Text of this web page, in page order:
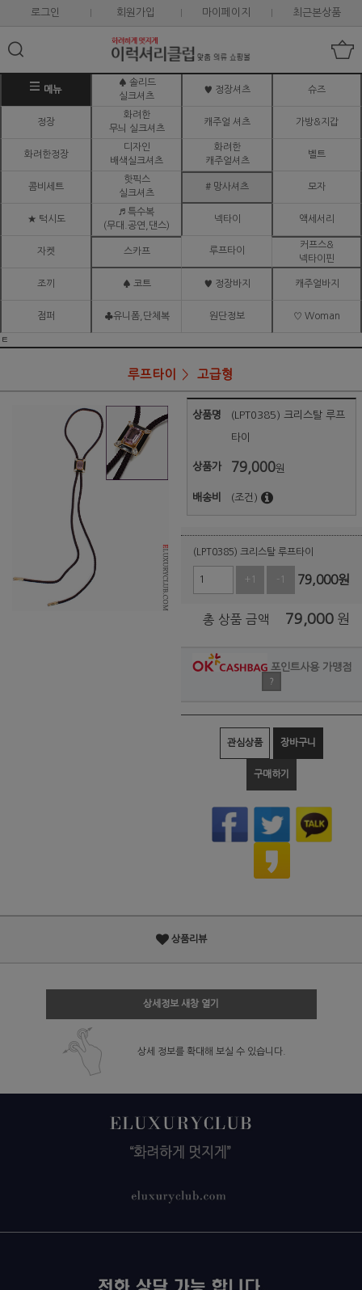
로그인 회원가입 마이페이지 최근본상품
메뉴
♠ 솔리드
실크셔츠
♥ 정장셔츠 슈즈
정장
화려한
무늬 실크셔츠
캐주얼 셔츠 가방&지갑
화려한정장
디자인
배색실크셔츠
화려한
캐주얼셔츠
벨트
콤비세트
핫픽스
실크셔츠
# 망사셔츠 모자
★ 턱시도
♬ 특수복
(무대.공연,댄스)
넥타이 액세서리
자켓 스카프 루프타이
커프스&
넥타이핀
조끼 ♠ 코트 ♥ 정장바지 캐주얼바지
점퍼 ♣유니폼,단체복 원단정보 ♡ Woman
ㅌ
루프타이 고급형
상품명 (LPT0385) 크리스탈 루프
타이
상품가 79,000원
배송비 (조건)
(LPT0385) 크리스탈 루프타이
+1 -1 79,000원
총 상품 금액 79,000 원
포인트사용 가맹점
?
관심상품 장바구니
구매하기
상품리뷰
상세정보 새창 열기
상세 정보를 확대해 보실 수 있습니다.